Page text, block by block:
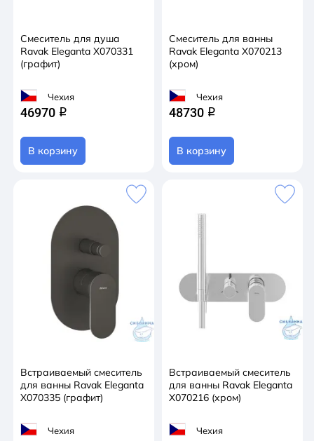
Смеситель для душа
Ravak Eleganta X070331
(графит)
Чехия
46970 q
В корзину
Смеситель для ванны
Ravak Eleganta X070213
(хром)
Чехия
48730 q
В корзину
Встраиваемый смеситель
для ванны Ravak Eleganta
X070335 (графит)
Чехия
Встраиваемый смеситель
для ванны Ravak Eleganta
X070216 (хром)
Чехия